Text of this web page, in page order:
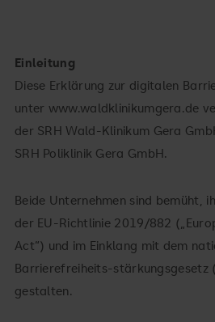
Einleitung
Diese Erklärung zur digitalen
unter www.waldklinikumgera.de
der SRH Wald-Klinikum Gera
SRH Poliklinik Gera GmbH.
Beide Unternehmen sind bemüht,
der EU-Richtlinie 2019/882
Act“) und im Einklang mit dem
Barrierefreiheits-stärkungsgesetz
gestalten.